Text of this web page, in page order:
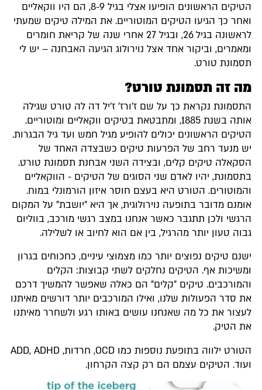
הטיקים הראשונים הופיעו אצלי בגיל 8-9, הם היו ווקאליים
ואחר כך הגיעו הטיקים המוטוריים. את המילה טיקים שמעתי
לראשונה בגיל 26, ובגיל 27 אחרי שנה של קריאת חומרים
ומאמרים, וביקור אחד אצל נוירולוג הגיעה האבחנה – יש לי
תסמונת טורט.
מה זה תסמונת טורט?
התסמונת נקראת כך על שם ז'ורז' ז'יל דה לה טורט שגילה
אותה בשנת 1885, ומתבטאת בטיקים ווקאליים ומוטוריים.
הטיקים הראשונים יכולים להופיע מגיל חמש ועד גיל הבגרות.
יש מנעד רחב של הפרעות טיקים כשבצדה האחד של
הסקאלה טיקים קלים, ובצידה השני אבחנת תסמונת טורט.
בתסמונת, יהיו לאדם שני הסוגים של הטיקים - הווקאליים
והמוטורים. הטורט היא בעצם חוסר איזון הורמונלי במוח.
אומנם מדובר בתופעה נוירולוגית, אך היא "יושבת" על המקום
הרגשי ולכן תתגבר כאשר אנחנו במצב רגשי מורכב, בווליום
גבוה טעון יותר מהרגיל, בין אם הוא לחיוב או לשלילה.
ישנם טיקים נפוצים יותר כמו מצמוצי עיניים, כחכוחים בגרון
ומשיכות אף. הטיקים נחלקים לשתי קבוצות: הקלים
והמורכבים. טיקים "קלים" הם כאלה שאפשר להמשיך דרכם
את סדר הפעולות שלנו, ואילו המורכבים יותר דורשים מאיתנו
לעצור את כל מה שאנחנו עושים באותו רגע ולשחרר מאיתנו
את הטיק.
הטורט ילווה בתופעת נוספות כמו OCD, חרדות, ADD, ADHD
ועוד. הטיקים עצמם הם רק קצה הקרחון.